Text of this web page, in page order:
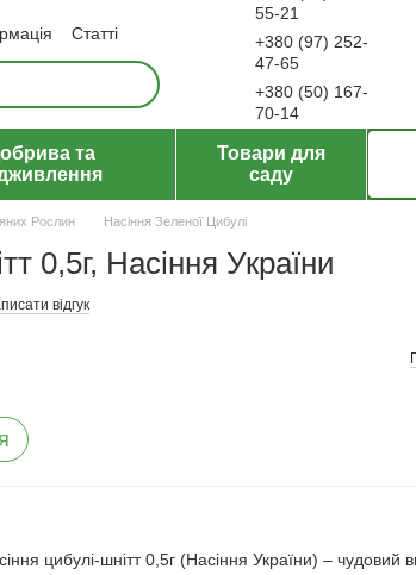
Статті
публічної оферти
55-21
+380 (97) 252-
47-65
+380 (50) 167-
70-14
та
Товари для
саду
Рослин Насіння Зеленої Цибулі
0,5г, Насіння України
відгук
цибулі-шнітт 0,5г (Насіння України) – чудовий